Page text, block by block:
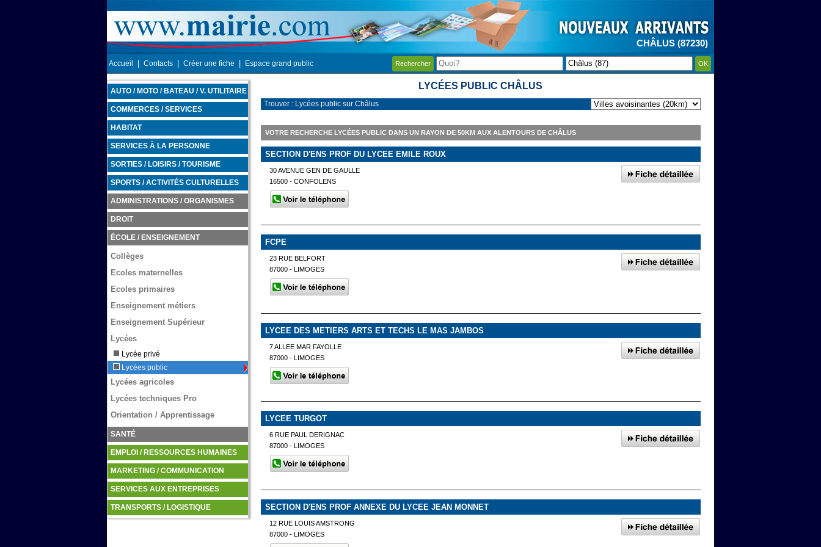
CHÂLUS (87230)
Accueil Contacts Créer une fiche Espace grand public Rechercher OK
AUTO / MOTO / BATEAU / V. UTILITAIRE
COMMERCES / SERVICES
HABITAT
SERVICES À LA PERSONNE
SORTIES / LOISIRS / TOURISME
SPORTS / ACTIVITÉS CULTURELLES
ADMINISTRATIONS / ORGANISMES
DROIT
ÉCOLE / ENSEIGNEMENT
Collèges
Ecoles maternelles
Ecoles primaires
Enseignement métiers
Enseignement Supérieur
Lycées
Lycée privé
Lycées public
Lycées agricoles
Lycées techniques Pro
Orientation / Apprentissage
SANTÉ
EMPLOI / RESSOURCES HUMAINES
MARKETING / COMMUNICATION
SERVICES AUX ENTREPRISES
TRANSPORTS / LOGISTIQUE
LYCÉES PUBLIC CHÂLUS
Trouver : Lycées public sur Châlus
VOTRE RECHERCHE LYCÉES PUBLIC DANS UN RAYON DE 50KM AUX ALENTOURS DE CHÂLUS
SECTION D'ENS PROF DU LYCEE EMILE ROUX
30 AVENUE GEN DE GAULLE
16500 - CONFOLENS
FCPE
23 RUE BELFORT
87000 - LIMOGES
LYCEE DES METIERS ARTS ET TECHS LE MAS JAMBOS
7 ALLEE MAR FAYOLLE
87000 - LIMOGES
LYCEE TURGOT
6 RUE PAUL DERIGNAC
87000 - LIMOGES
SECTION D'ENS PROF ANNEXE DU LYCEE JEAN MONNET
12 RUE LOUIS AMSTRONG
87000 - LIMOGES